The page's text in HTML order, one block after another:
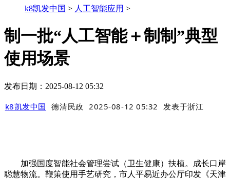
k8凯发中国 > 人工智能应用 >
制一批“人工智能＋制制”典型
使用场景
发布日期：2025-08-12 05:32
k8凯发中国 德清民政 2025-08-12 05:32 发表于浙江
加强国度智能社会管理尝试（卫生健康）扶植。成长口岸
聪慧物流。鞭策使用手艺研究，市人平易近办公厅印发《天津